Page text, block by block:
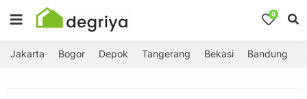
0
Jakarta Bogor Depok Tangerang Bekasi Bandung